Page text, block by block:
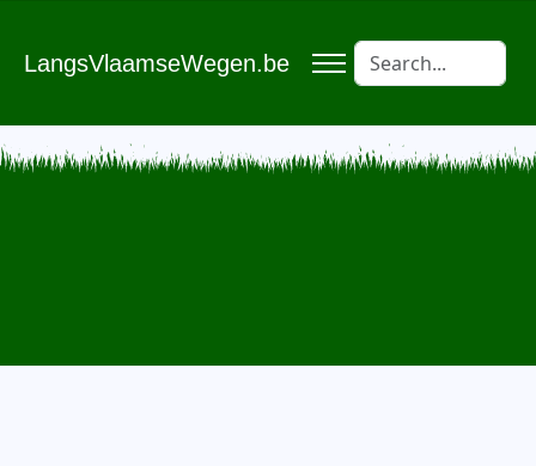
LangsVlaamseWegen.be